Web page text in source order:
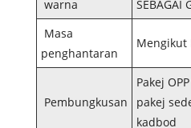
warna
SEBAGAI
Masa
penghantaran
Mengikut
Pembungkusan
Pakej
pakej
kadbod